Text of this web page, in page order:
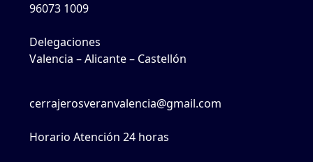
96073 1009
Delegaciones
Valencia – Alicante – Castellón
cerrajerosveranvalencia@gmail.com
Horario Atención 24 horas